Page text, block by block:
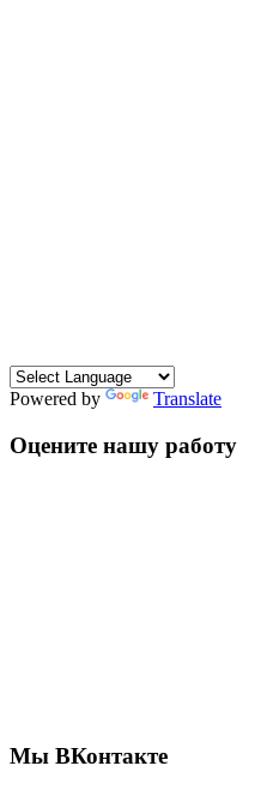
Powered by Translate
Оцените нашу работу
Мы ВКонтакте